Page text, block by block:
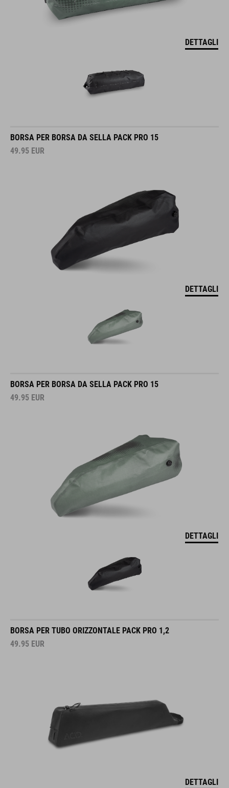
DETTAGLI
BORSA PER BORSA DA SELLA PACK PRO 15
49.95 EUR
DETTAGLI
BORSA PER BORSA DA SELLA PACK PRO 15
49.95 EUR
DETTAGLI
BORSA PER TUBO ORIZZONTALE PACK PRO 1,2
49.95 EUR
DETTAGLI